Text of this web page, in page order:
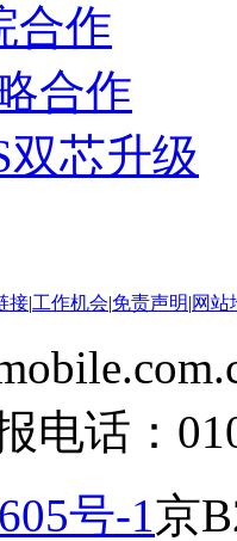
合作
合作
双芯升级
接|工作机会|免责声明|网站
电话：
号-1 京